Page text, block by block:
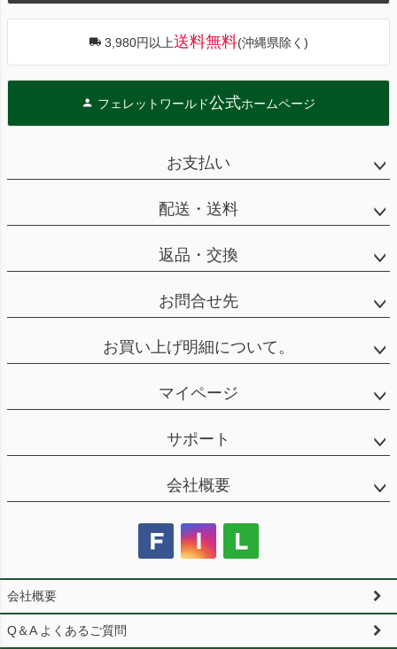
3,980円以上送料無料(沖縄県除く)
フェレットワールド公式ホームページ
お支払い
配送・送料
返品・交換
お問合せ先
お買い上げ明細について。
マイページ
サポート
会社概要
会社概要
Q＆A よくあるご質問